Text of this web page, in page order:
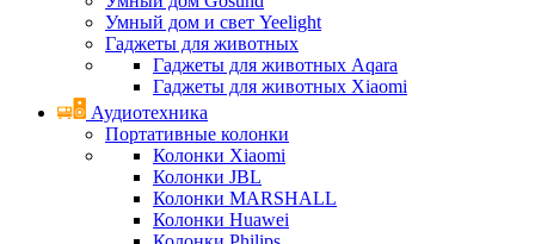
Умный дом и свет Yeelight
Гаджеты для животных
Гаджеты для животных Aqara
Гаджеты для животных Xiaomi
Аудиотехника
Портативные колонки
Колонки Xiaomi
Колонки JBL
Колонки MARSHALL
Колонки Huawei